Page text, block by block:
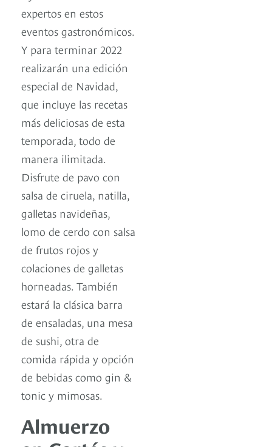
expertos en estos
eventos gastronómicos.
Y para terminar 2022
realizarán una edición
especial de Navidad,
que incluye las recetas
más deliciosas de esta
temporada, todo de
manera ilimitada.
Disfrute de pavo con
salsa de ciruela, natilla,
galletas navideñas,
lomo de cerdo con salsa
de frutos rojos y
colaciones de galletas
horneadas. También
estará la clásica barra
de ensaladas, una mesa
de sushi, otra de
comida rápida y opción
de bebidas como gin &
tonic y mimosas.
Almuerzo